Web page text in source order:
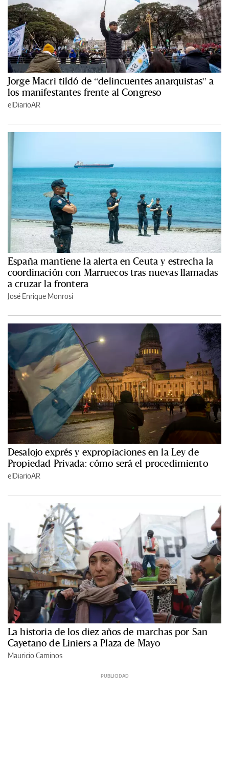
Jorge Macri tildó de “delincuentes anarquistas” a
los manifestantes frente al Congreso
elDiarioAR
España mantiene la alerta en Ceuta y estrecha la
coordinación con Marruecos tras nuevas llamadas
a cruzar la frontera
José Enrique Monrosi
Desalojo exprés y expropiaciones en la Ley de
Propiedad Privada: cómo será el procedimiento
elDiarioAR
La historia de los diez años de marchas por San
Cayetano de Liniers a Plaza de Mayo
Mauricio Caminos